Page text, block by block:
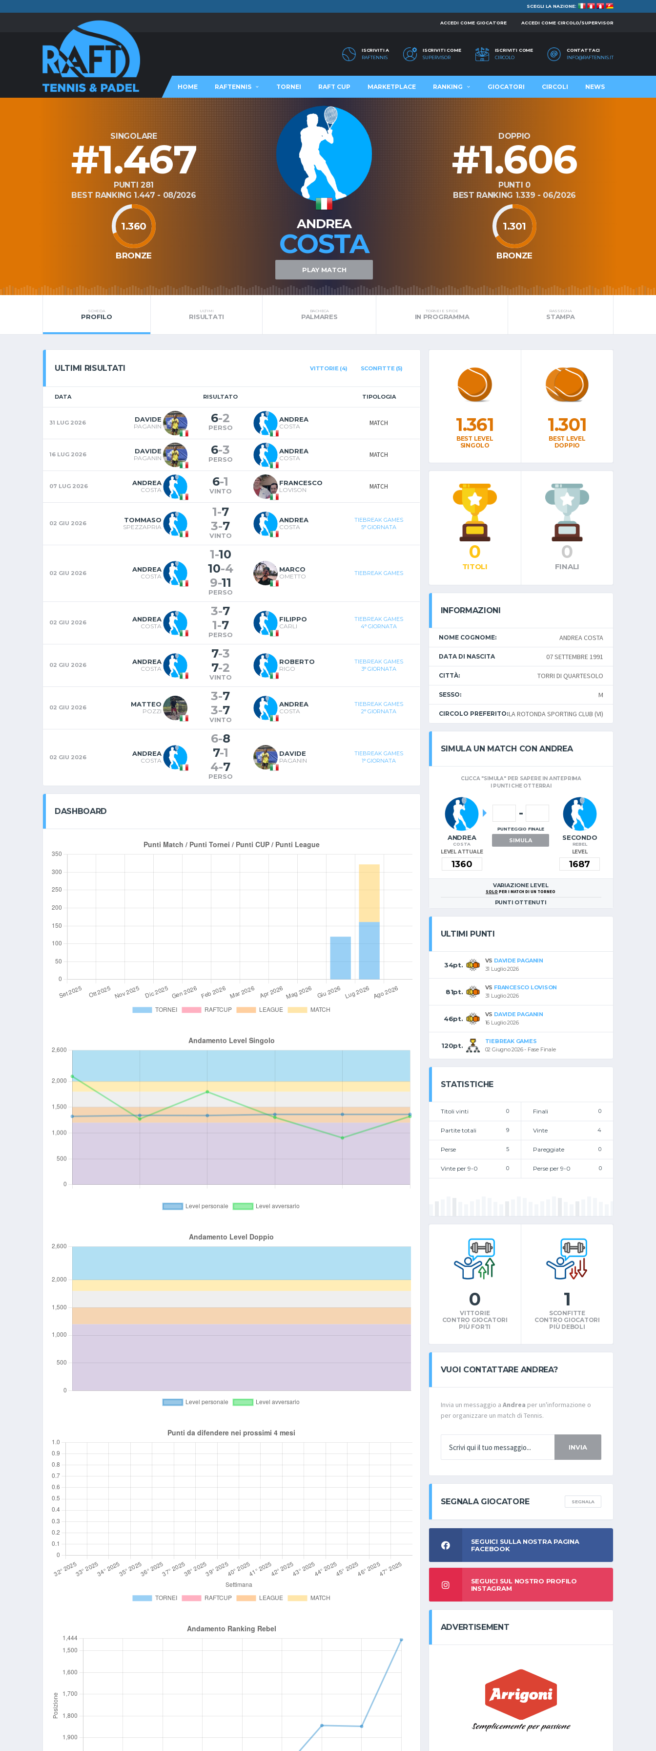
SCEGLI LA NAZIONE:
ACCEDI COME GIOCATORE ACCEDI COME CIRCOLO/SUPERVISOR
ISCRIVITI A
RAFTENNIS
ISCRIVITI COME
SUPERVISOR
ISCRIVITI COME
CIRCOLO
CONTATTACI
INFO@RAFTENNIS.IT
HOME RAFTENNIS TORNEI RAFT CUP MARKETPLACE RANKING GIOCATORI CIRCOLI NEWS
SINGOLARE
#1.467
PUNTI 281
BEST RANKING 1.447 - 08/2026
1.360
BRONZE
ANDREA
COSTA
PLAY MATCH
DOPPIO
#1.606
PUNTI 0
BEST RANKING 1.339 - 06/2026
1.301
BRONZE
SCHEDA
PROFILO
ULTIMI
RISULTATI
BACHECA
PALMARES
TORNEI E SFIDE
IN PROGRAMMA
RASSEGNA
STAMPA
ULTIMI RISULTATI VITTORIE (4) SCONFITTE (5)
DATA RISULTATO TIPOLOGIA
31 LUG 2026 DAVIDE
PAGANIN
6-2
PERSO
ANDREA
COSTA MATCH
16 LUG 2026 DAVIDE
PAGANIN
6-3
PERSO
ANDREA
COSTA MATCH
07 LUG 2026 ANDREA
COSTA
6-1
VINTO
FRANCESCO
LOVISON MATCH
02 GIU 2026 TOMMASO
SPEZZAPRIA
1-7
3-7
VINTO
ANDREA
COSTA
TIEBREAK GAMES
5° GIORNATA
02 GIU 2026 ANDREA
COSTA
1-10
10-4
9-11
PERSO
MARCO
OMETTO TIEBREAK GAMES
02 GIU 2026 ANDREA
COSTA
3-7
1-7
PERSO
FILIPPO
CARLI
TIEBREAK GAMES
4° GIORNATA
02 GIU 2026 ANDREA
COSTA
7-3
7-2
VINTO
ROBERTO
RIGO
TIEBREAK GAMES
3° GIORNATA
02 GIU 2026 MATTEO
POZZI
3-7
3-7
VINTO
ANDREA
COSTA
TIEBREAK GAMES
2° GIORNATA
02 GIU 2026 ANDREA
COSTA
6-8
7-1
4-7
PERSO
DAVIDE
PAGANIN
TIEBREAK GAMES
1° GIORNATA
DASHBOARD
1.361
BEST LEVEL
SINGOLO
1.301
BEST LEVEL
DOPPIO
0
TITOLI
0
FINALI
INFORMAZIONI
NOME COGNOME: ANDREA COSTA
DATA DI NASCITA 07 SETTEMBRE 1991
CITTÀ: TORRI DI QUARTESOLO
SESSO: M
CIRCOLO PREFERITO:LA ROTONDA SPORTING CLUB (VI)
SIMULA UN MATCH CON ANDREA
CLICCA "SIMULA" PER SAPERE IN ANTEPRIMA
I PUNTI CHE OTTERRAI
ANDREA
COSTA
LEVEL ATTUALE
-
PUNTEGGIO FINALE
SIMULA SECONDO
REBEL
LEVEL
VARIAZIONE LEVEL
SOLO PER I MATCH DI UN TORNEO
PUNTI OTTENUTI
ULTIMI PUNTI
34pt.
VS DAVIDE PAGANIN
31 Luglio 2026
81pt.
VS FRANCESCO LOVISON
31 Luglio 2026
46pt.
VS DAVIDE PAGANIN
16 Luglio 2026
120pt.
TIEBREAK GAMES
02 Giugno 2026 - Fase Finale
STATISTICHE
Titoli vinti 0 Finali 0
Partite totali 9 Vinte 4
Perse 5 Pareggiate 0
Vinte per 9-0 0 Perse per 9-0 0
0
VITTORIE
CONTRO GIOCATORI
PIÙ FORTI
1
SCONFITTE
CONTRO GIOCATORI
PIÙ DEBOLI
VUOI CONTATTARE ANDREA?
Invia un messaggio a Andrea per un'informazione o
per organizzare un match di Tennis.
INVIA
SEGNALA GIOCATORE SEGNALA
SEGUICI SULLA NOSTRA PAGINA
FACEBOOK
SEGUICI SUL NOSTRO PROFILO
INSTAGRAM
ADVERTISEMENT